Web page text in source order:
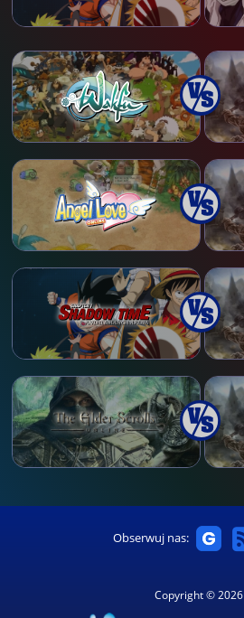
Obserwuj nas:
Copyright © 2026